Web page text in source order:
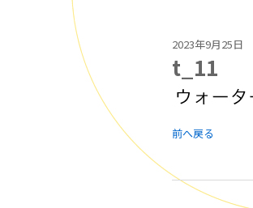
2023年9月25日
t_11
前へ戻る